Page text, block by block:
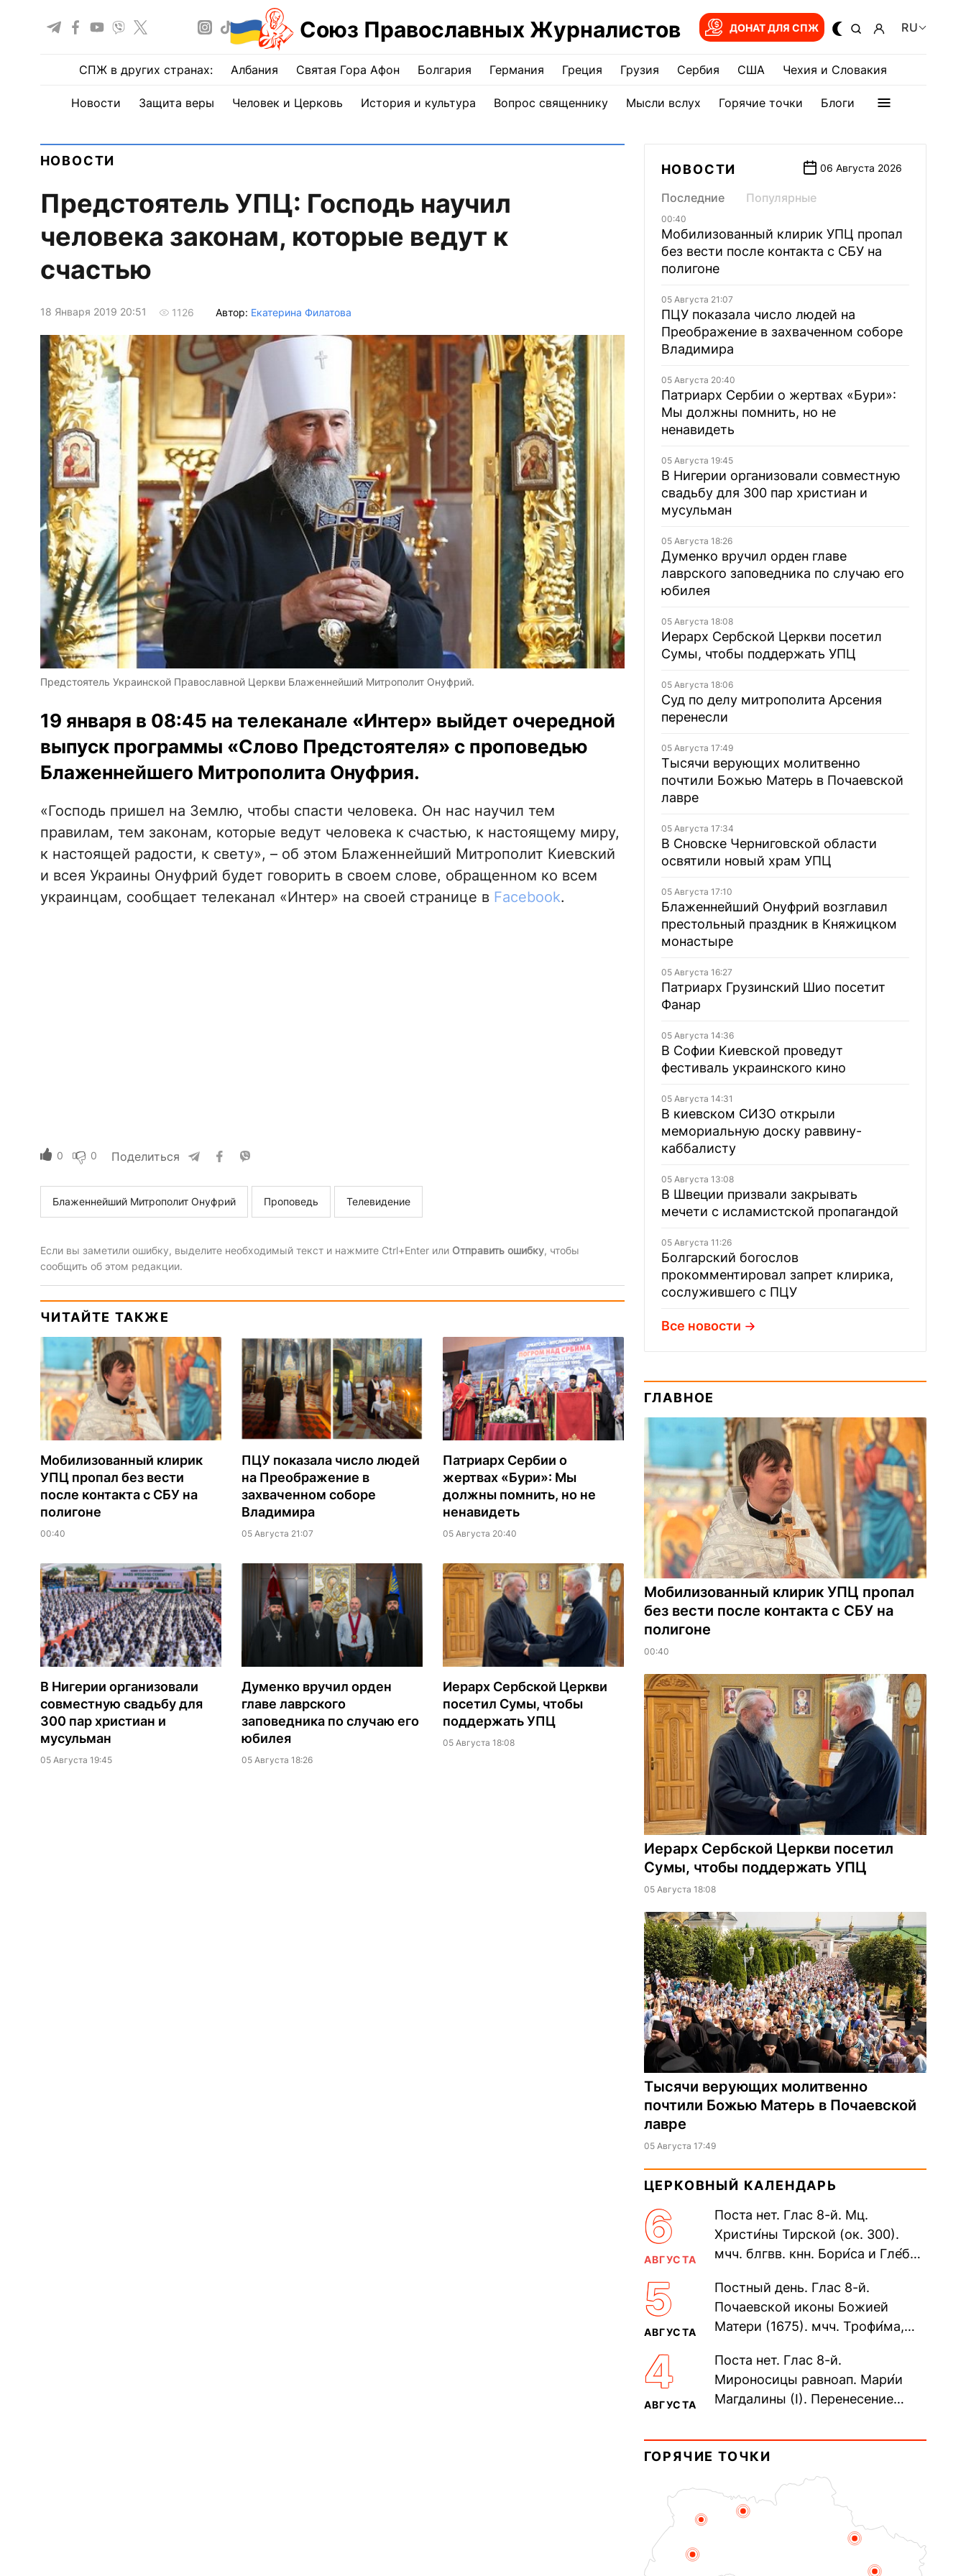
Союз Православных Журналистов ДОНАТ ДЛЯ СПЖ RU
СПЖ в других странах: Албания Святая Гора Афон Болгария Германия Греция Грузия Сербия США Чехия и Словакия
Новости Защита веры Человек и Церковь История и культура Вопрос священнику Мысли вслух Горячие точки Блоги
НОВОСТИ
Предстоятель УПЦ: Господь научил
человека законам, которые ведут к
счастью
18 Января 2019 20:51 1126 Автор: Екатерина Филатова
Предстоятель Украинской Православной Церкви Блаженнейший Митрополит Онуфрий.
19 января в 08:45 на телеканале «Интер» выйдет очередной
выпуск программы «Слово Предстоятеля» с проповедью
Блаженнейшего Митрополита Онуфрия.
«Господь пришел на Землю, чтобы спасти человека. Он нас научил тем
правилам, тем законам, которые ведут человека к счастью, к настоящему миру,
к настоящей радости, к свету», – об этом Блаженнейший Митрополит Киевский
и всея Украины Онуфрий будет говорить в своем слове, обращенном ко всем
украинцам, сообщает телеканал «Интер» на своей странице вFacebook.
0 0 Поделиться
Блаженнейший Митрополит Онуфрий Проповедь Телевидение
Если вы заметили ошибку, выделите необходимый текст и нажмите Ctrl+Enter или Отправить ошибку, чтобы
сообщить об этом редакции.
ЧИТАЙТЕ ТАКЖЕ
Мобилизованный клирик
УПЦ пропал без вести
после контакта с СБУ на
полигоне
00:40
ПЦУ показала число людей
на Преображение в
захваченном соборе
Владимира
05 Августа 21:07
Патриарх Сербии о
жертвах «Бури»: Мы
должны помнить, но не
ненавидеть
05 Августа 20:40
В Нигерии организовали
совместную свадьбу для
300 пар христиан и
мусульман
05 Августа 19:45
Думенко вручил орден
главе лаврского
заповедника по случаю его
юбилея
05 Августа 18:26
Иерарх Сербской Церкви
посетил Сумы, чтобы
поддержать УПЦ
05 Августа 18:08
НОВОСТИ 06 Августа 2026
Последние Популярные
00:40
Мобилизованный клирик УПЦ пропал
без вести после контакта с СБУ на
полигоне
05 Августа 21:07
ПЦУ показала число людей на
Преображение в захваченном соборе
Владимира
05 Августа 20:40
Патриарх Сербии о жертвах «Бури»:
Мы должны помнить, но не
ненавидеть
05 Августа 19:45
В Нигерии организовали совместную
свадьбу для 300 пар христиан и
мусульман
05 Августа 18:26
Думенко вручил орден главе
лаврского заповедника по случаю его
юбилея
05 Августа 18:08
Иерарх Сербской Церкви посетил
Сумы, чтобы поддержать УПЦ
05 Августа 18:06
Суд по делу митрополита Арсения
перенесли
05 Августа 17:49
Тысячи верующих молитвенно
почтили Божью Матерь в Почаевской
лавре
05 Августа 17:34
В Сновске Черниговской области
освятили новый храм УПЦ
05 Августа 17:10
Блаженнейший Онуфрий возглавил
престольный праздник в Княжицком
монастыре
05 Августа 16:27
Патриарх Грузинский Шио посетит
Фанар
05 Августа 14:36
В Софии Киевской проведут
фестиваль украинского кино
05 Августа 14:31
В киевском СИЗО открыли
мемориальную доску раввину-
каббалисту
05 Августа 13:08
В Швеции призвали закрывать
мечети с исламистской пропагандой
05 Августа 11:26
Болгарский богослов
прокомментировал запрет клирика,
сослужившего с ПЦУ
Все новости
ГЛАВНОЕ
Мобилизованный клирик УПЦ пропал
без вести после контакта с СБУ на
полигоне
00:40
Иерарх Сербской Церкви посетил
Сумы, чтобы поддержать УПЦ
05 Августа 18:08
Тысячи верующих молитвенно
почтили Божью Матерь в Почаевской
лавре
05 Августа 17:49
ЦЕРКОВНЫЙ КАЛЕНДАРЬ
6
АВГУСТА
Поста нет. Глас 8-й. Мц.
Христи́ны Тирской (ок. 300).
мчч. блгвв. кнн. Бори́са и Гле́ба,
Дави́да (1015). Прп....
5
АВГУСТА
Постный день. Глас 8-й.
Почаевской иконы Божией
Матери (1675). мчч. Трофи́ма,
мучеников (284–305). прав.
воина Фео́дора...
4
АВГУСТА
Поста нет. Глас 8-й.
Мироносицы равноап. Мари́и
Магдалины (I). Перенесение
Синопского (403–404). Прп.
Корни́лия...
ГОРЯЧИЕ ТОЧКИ